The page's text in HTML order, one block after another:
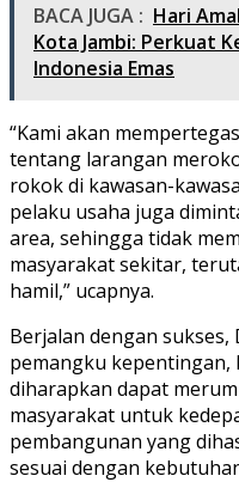
BACA JUGA : Hari
Kota Jambi: Perkuat
Indonesia Emas
“Kami akan
tentang larangan
rokok di kawasan-
pelaku usaha juga
area, sehingga tidak
masyarakat sekitar,
hamil,” ucapnya.
Berjalan dengan
pemangku
diharapkan dapat
masyarakat untuk
pembangunan yang
sesuai dengan